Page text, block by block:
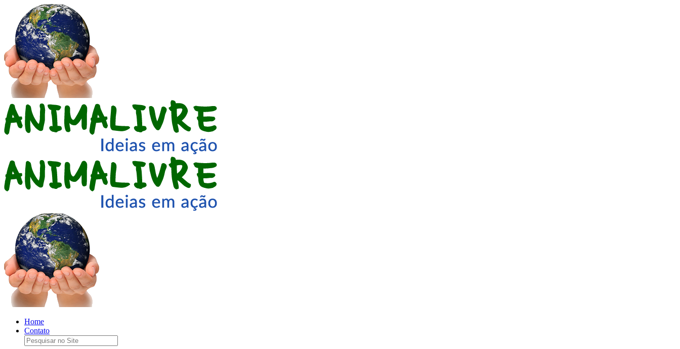
Home
Contato